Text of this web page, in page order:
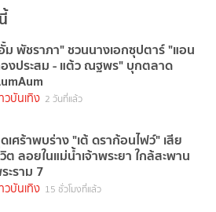
ม พัชราภา" ชวนนางเอกซุปตาร์ "แอน
งประสม - แต้ว ณฐพร" บุกตลาด
วบันเทิง 2 วันที่แล้ว
เศร้าพบร่าง "เต้ ดราก้อนไฟว์" เสีย
ต ลอยในแม่น้ำเจ้าพระยา ใกล้สะพาน
ะราม 7
วบันเทิง 15 ชั่วโมงที่แล้ว